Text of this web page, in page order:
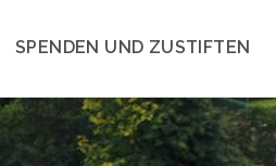
SPENDEN UND ZUSTIFTEN